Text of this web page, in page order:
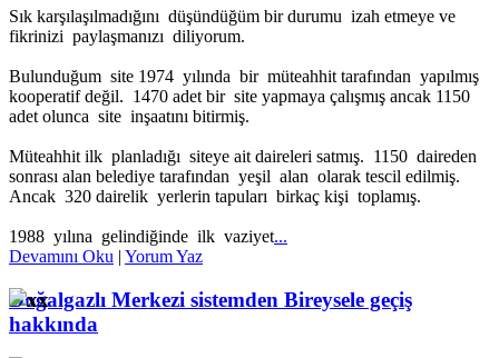
Sık karşılaşılmadığını düşündüğüm bir durumu izah etmeye ve
fikrinizi paylaşmanızı diliyorum.
Bulunduğum site 1974 yılında bir müteahhit tarafından yapılmış
kooperatif değil. 1470 adet bir site yapmaya çalışmış ancak 1150
adet olunca site inşaatını bitirmiş.
Müteahhit ilk planladığı siteye ait daireleri satmış. 1150 daireden
sonrası alan belediye tarafından yeşil alan olarak tescil edilmiş.
Ancak 320 dairelik yerlerin tapuları birkaç kişi toplamış.
1988 yılına gelindiğinde ilk vaziyet...
Devamını Oku | Yorum Yaz
Doğalgazlı Merkezi sistemden Bireysele geçiş
hakkında